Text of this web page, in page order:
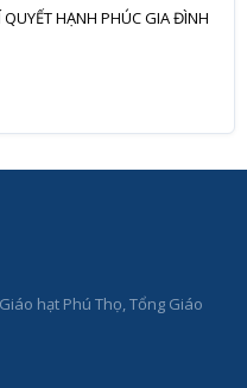
QUYẾT HẠNH PHÚC GIA ĐÌNH
hạt Phú Thọ, Tổng Giáo